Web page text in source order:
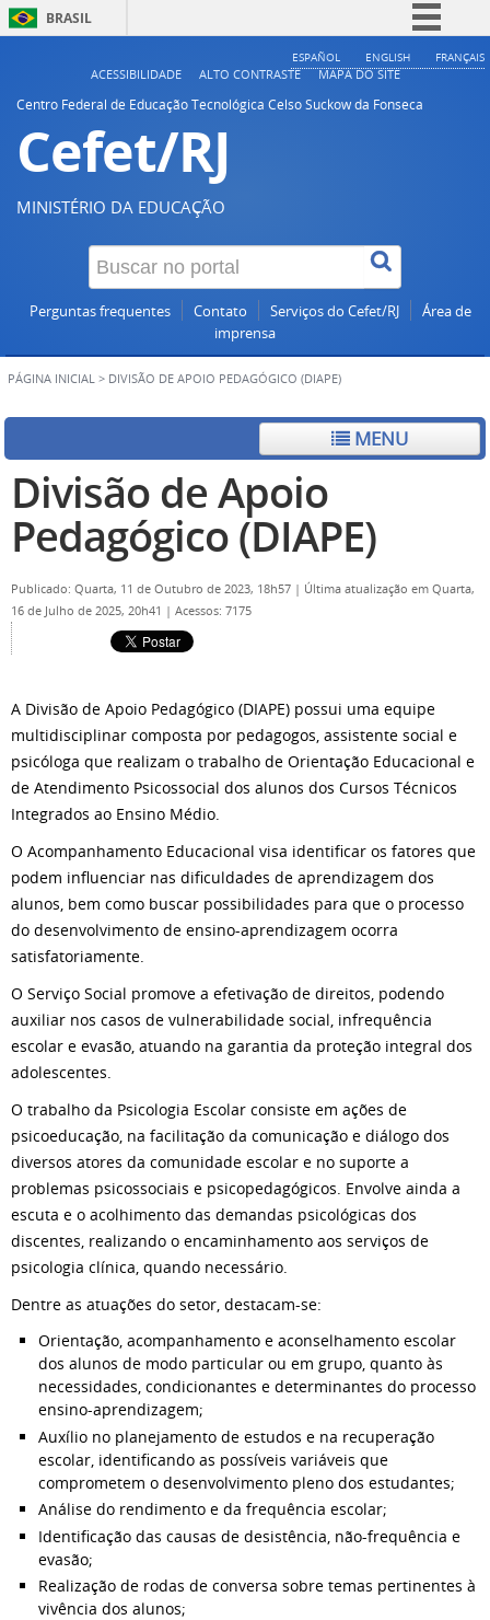
BRASIL
Simplifique!
ESPAÑOL ENGLISH FRANÇAIS
ACESSIBILIDADE ALTO CONTRASTE
MAPA DO SITE
Centro Federal de Educação Tecnológica Celso Suckow da Fonseca
Cefet/RJ
MINISTÉRIO DA EDUCAÇÃO
Perguntas frequentes Contato Serviços do Cefet/RJ
Área de
imprensa
PÁGINA INICIAL > DIVISÃO DE APOIO PEDAGÓGICO (DIAPE)
MENU
Divisão de Apoio
Pedagógico (DIAPE)
Publicado: Quarta, 11 de Outubro de 2023, 18h57 | Última atualização em Quarta,
16 de Julho de 2025, 20h41 | Acessos: 7175
A Divisão de Apoio Pedagógico (DIAPE) possui uma equipe
multidisciplinar composta por pedagogos, assistente social e
psicóloga que realizam o trabalho de Orientação Educacional e
de Atendimento Psicossocial dos alunos dos Cursos Técnicos
Integrados ao Ensino Médio.
O Acompanhamento Educacional visa identificar os fatores que
podem influenciar nas dificuldades de aprendizagem dos
alunos, bem como buscar possibilidades para que o processo
do desenvolvimento de ensino-aprendizagem ocorra
satisfatoriamente.
O Serviço Social promove a efetivação de direitos, podendo
auxiliar nos casos de vulnerabilidade social, infrequência
escolar e evasão, atuando na garantia da proteção integral dos
adolescentes.
O trabalho da Psicologia Escolar consiste em ações de
psicoeducação, na facilitação da comunicação e diálogo dos
diversos atores da comunidade escolar e no suporte a
problemas psicossociais e psicopedagógicos. Envolve ainda a
escuta e o acolhimento das demandas psicológicas dos
discentes, realizando o encaminhamento aos serviços de
psicologia clínica, quando necessário.
Dentre as atuações do setor, destacam-se:
Orientação, acompanhamento e aconselhamento escolar
dos alunos de modo particular ou em grupo, quanto às
necessidades, condicionantes e determinantes do processo
ensino-aprendizagem;
Auxílio no planejamento de estudos e na recuperação
escolar, identificando as possíveis variáveis que
comprometem o desenvolvimento pleno dos estudantes;
Análise do rendimento e da frequência escolar;
Identificação das causas de desistência, não-frequência e
evasão;
Realização de rodas de conversa sobre temas pertinentes à
vivência dos alunos;